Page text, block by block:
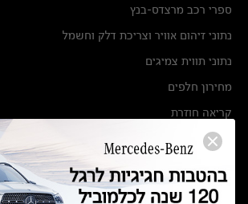
ספרי רכב מרצדס-בנץ
נתוני זיהום אוויר וצריכת דלק וחשמל
נתוני תווית צמיגים
מחירון חלפים
קריאה חוזרת
הודעה על הטבות לרכבי מרצדס בהסדר פשרה בתצ 56447-02-19
תקנון ימי מכירות 120 לכלמוביל